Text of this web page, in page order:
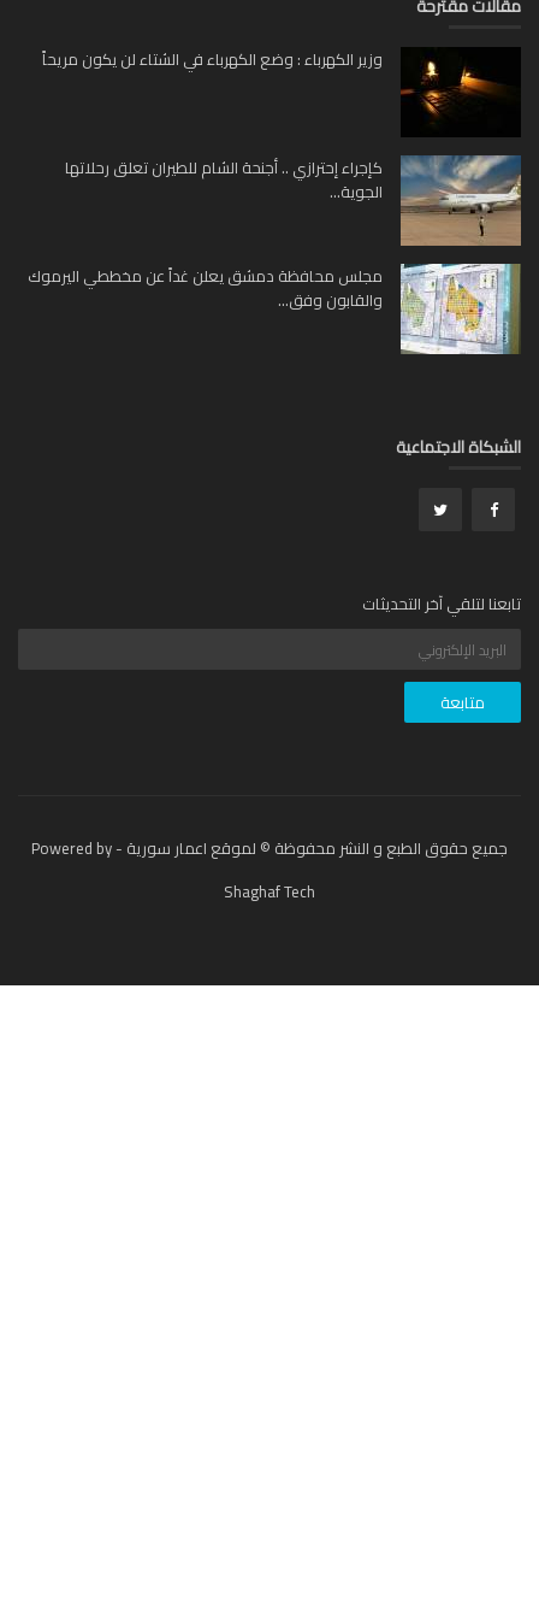
وزير الكهرباء : وضع الكهرباء في الشتاء لن يكون مريحاً
كإجراء إحترازي .. أجنحة الشام للطيران تعلق رحلاتها
الجوية...
مجلس محافظة دمشق يعلن غداً عن مخططي اليرموك
والقابون وفق...
الاجتماعية
لتلقي آخر التحديثات
جميع حقوق الطبع و النشر محفوظة © لموقع اعمار سورية - Powered by
Shaghaf Tech